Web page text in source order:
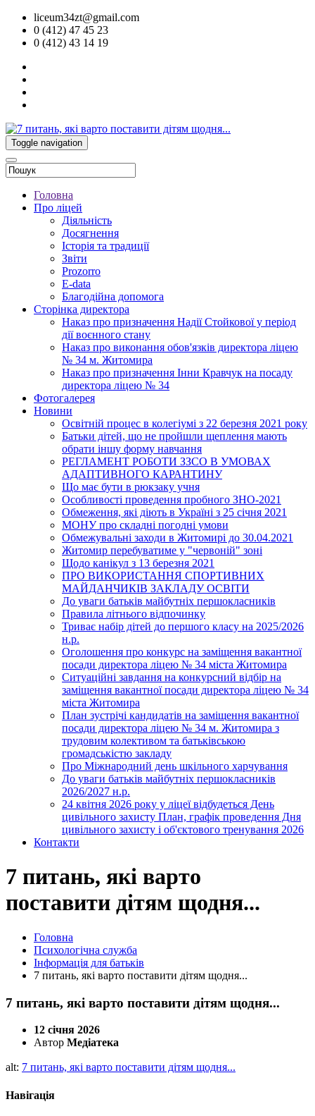
liceum34zt@gmail.com
0 (412) 47 45 23
0 (412) 43 14 19
Toggle navigation
Головна
Про ліцей
Діяльність
Досягнення
Історія та традиції
Звіти
Prozorro
E-data
Благодійна допомога
Сторінка директора
Наказ про призначення Надії Стойкової у період
дії воєнного стану
Наказ про виконання обов'язків директора ліцею
№ 34 м. Житомира
Наказ про призначення Інни Кравчук на посаду
директора ліцею № 34
Фотогалерея
Новини
Освітній процес в колегіумі з 22 березня 2021 року
Батьки дітей, що не пройшли щеплення мають
обрати іншу форму навчання
РЕГЛАМЕНТ РОБОТИ ЗЗСО В УМОВАХ
АДАПТИВНОГО КАРАНТИНУ
Що має бути в рюкзаку учня
Особливості проведення пробного ЗНО-2021
Обмеження, які діють в Україні з 25 січня 2021
МОНУ про складні погодні умови
Обмежувальні заходи в Житомирі до 30.04.2021
Житомир перебуватиме у "червоній" зоні
Щодо канікул з 13 березня 2021
ПРО ВИКОРИСТАННЯ СПОРТИВНИХ
МАЙДАНЧИКІВ ЗАКЛАДУ ОСВІТИ
До уваги батьків майбутніх першокласників
Правила літнього відпочинку
Триває набір дітей до першого класу на 2025/2026
н.р.
Оголошення про конкурс на заміщення вакантної
посади директора ліцею № 34 міста Житомира
Ситуаційні завдання на конкурсний відбір на
заміщення вакантної посади директора ліцею № 34
міста Житомира
План зустрічі кандидатів на заміщення вакантної
посади директора ліцею № 34 м. Житомира з
трудовим колективом та батьківською
громадськістю закладу
Про Міжнародний день шкільного харчування
До уваги батьків майбутніх першокласників
2026/2027 н.р.
24 квітня 2026 року у ліцеї відбудеться День
цивільного захисту План, графік проведення Дня
цивільного захисту і об'єктового тренування 2026
Контакти
7 питань, які варто
поставити дітям щодня...
Головна
Психологічна служба
Інформація для батьків
7 питань, які варто поставити дітям щодня...
7 питань, які варто поставити дітям щодня...
12 січня 2026
Автор Медіатека
alt: 7 питань, які варто поставити дітям щодня...
Навігація